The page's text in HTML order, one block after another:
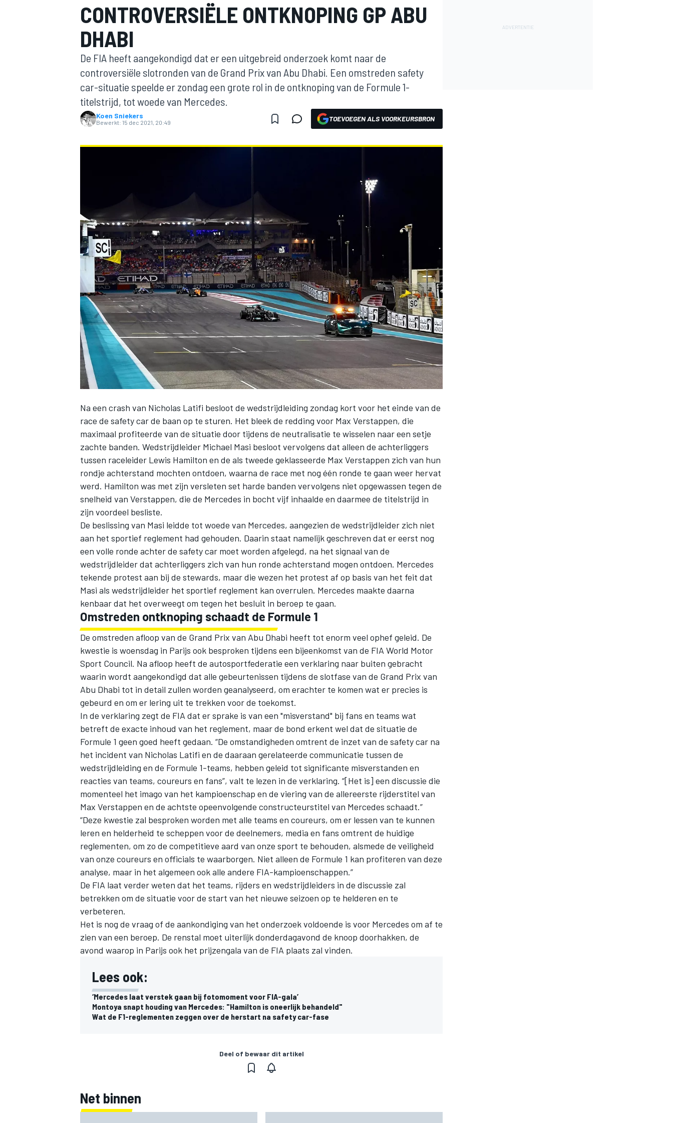
MOTOGP
INDYCAR
CONTROVERSIËLE ONTKNOPING GP ABU
DHABI
De FIA heeft aangekondigd dat er een uitgebreid onderzoek komt naar de
controversiële slotronden van de Grand Prix van Abu Dhabi. Een omstreden safety
car-situatie speelde er zondag een grote rol in de ontknoping van de Formule 1-
titelstrijd, tot woede van Mercedes.
Koen Sniekers
Bewerkt: 15 dec 2021, 20:49 TOEVOEGEN ALS VOORKEURSBRON
Na een crash van Nicholas Latifi besloot de wedstrijdleiding zondag kort voor het einde van de
race de safety car de baan op te sturen. Het bleek de redding voor Max Verstappen, die
maximaal profiteerde van de situatie door tijdens de neutralisatie te wisselen naar een setje
zachte banden. Wedstrijdleider Michael Masi besloot vervolgens dat alleen de achterliggers
tussen raceleider Lewis Hamilton en de als tweede geklasseerde Max Verstappen zich van hun
rondje achterstand mochten ontdoen, waarna de race met nog één ronde te gaan weer hervat
werd. Hamilton was met zijn versleten set harde banden vervolgens niet opgewassen tegen de
snelheid van Verstappen, die de Mercedes in bocht vijf inhaalde en daarmee de titelstrijd in
zijn voordeel besliste.
De beslissing van Masi leidde tot woede van Mercedes, aangezien de wedstrijdleider zich niet
aan het sportief reglement had gehouden. Daarin staat namelijk geschreven dat er eerst nog
een volle ronde achter de safety car moet worden afgelegd, na het signaal van de
wedstrijdleider dat achterliggers zich van hun ronde achterstand mogen ontdoen. Mercedes
tekende protest aan bij de stewards, maar die wezen het protest af op basis van het feit dat
Masi als wedstrijdleider het sportief reglement kan overrulen. Mercedes maakte daarna
kenbaar dat het overweegt om tegen het besluit in beroep te gaan.
Omstreden ontknoping schaadt de Formule 1
De omstreden afloop van de Grand Prix van Abu Dhabi heeft tot enorm veel ophef geleid. De
kwestie is woensdag in Parijs ook besproken tijdens een bijeenkomst van de FIA World Motor
Sport Council. Na afloop heeft de autosportfederatie een verklaring naar buiten gebracht
waarin wordt aangekondigd dat alle gebeurtenissen tijdens de slotfase van de Grand Prix van
Abu Dhabi tot in detail zullen worden geanalyseerd, om erachter te komen wat er precies is
gebeurd en om er lering uit te trekken voor de toekomst.
In de verklaring zegt de FIA dat er sprake is van een "misverstand" bij fans en teams wat
betreft de exacte inhoud van het reglement, maar de bond erkent wel dat de situatie de
Formule 1 geen goed heeft gedaan. “De omstandigheden omtrent de inzet van de safety car na
het incident van Nicholas Latifi en de daaraan gerelateerde communicatie tussen de
wedstrijdleiding en de Formule 1-teams, hebben geleid tot significante misverstanden en
reacties van teams, coureurs en fans”, valt te lezen in de verklaring. “[Het is] een discussie die
momenteel het imago van het kampioenschap en de viering van de allereerste rijderstitel van
Max Verstappen en de achtste opeenvolgende constructeurstitel van Mercedes schaadt.”
“Deze kwestie zal besproken worden met alle teams en coureurs, om er lessen van te kunnen
leren en helderheid te scheppen voor de deelnemers, media en fans omtrent de huidige
reglementen, om zo de competitieve aard van onze sport te behouden, alsmede de veiligheid
van onze coureurs en officials te waarborgen. Niet alleen de Formule 1 kan profiteren van deze
analyse, maar in het algemeen ook alle andere FIA-kampioenschappen.”
De FIA laat verder weten dat het teams, rijders en wedstrijdleiders in de discussie zal
betrekken om de situatie voor de start van het nieuwe seizoen op te helderen en te
verbeteren.
Het is nog de vraag of de aankondiging van het onderzoek voldoende is voor Mercedes om af te
zien van een beroep. De renstal moet uiterlijk donderdagavond de knoop doorhakken, de
avond waarop in Parijs ook het prijzengala van de FIA plaats zal vinden.
Lees ook:
‘Mercedes laat verstek gaan bij fotomoment voor FIA-gala’
Montoya snapt houding van Mercedes: "Hamilton is oneerlijk behandeld"
Wat de F1-reglementen zeggen over de herstart na safety car-fase
Deel of bewaar dit artikel
Net binnen